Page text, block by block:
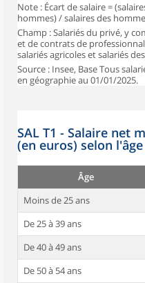
Note : Écart de salaire =
hommes) / salaires des
Champ : Salariés du privé, y
et de contrats de
salariés agricoles et salariés
Source : Insee, Base Tous
en géographie au 01/01/2025.
SAL T1 - Salaire net
(en euros) selon
Âge
Moins de 25 ans
De 25 à 39 ans
De 40 à 49 ans
De 50 à 54 ans